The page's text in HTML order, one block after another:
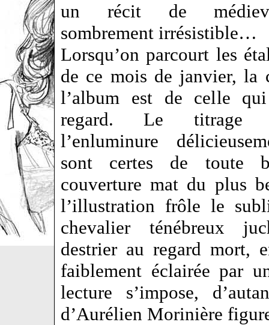
un récit de
sombrement irrésistible…
Lorsqu’on parcourt les
de ce mois de janvier, la
l’album est de celle
regard. Le titrage
l’enluminure
sont certes de toute
couverture mat du plus
l’illustration frôle le
chevalier ténébreux
destrier au regard mort,
faiblement éclairée par
lecture s’impose,
d’Aurélien Morinière